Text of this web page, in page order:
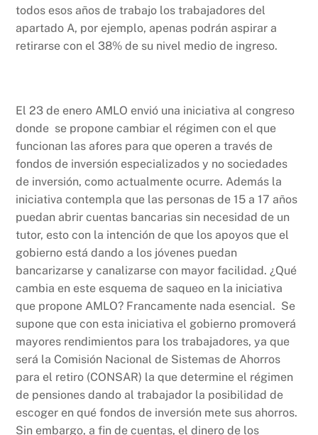
todos esos años de trabajo los trabajadores del
apartado A, por ejemplo, apenas podrán aspirar a
retirarse con el 38% de su nivel medio de ingreso.
El 23 de enero AMLO envió una iniciativa al congreso
donde se propone cambiar el régimen con el que
funcionan las afores para que operen a través de
fondos de inversión especializados y no sociedades
de inversión, como actualmente ocurre. Además la
iniciativa contempla que las personas de 15 a 17 años
puedan abrir cuentas bancarias sin necesidad de un
tutor, esto con la intención de que los apoyos que el
gobierno está dando a los jóvenes puedan
bancarizarse y canalizarse con mayor facilidad. ¿Qué
cambia en este esquema de saqueo en la iniciativa
que propone AMLO? Francamente nada esencial. Se
supone que con esta iniciativa el gobierno promoverá
mayores rendimientos para los trabajadores, ya que
será la Comisión Nacional de Sistemas de Ahorros
para el retiro (CONSAR) la que determine el régimen
de pensiones dando al trabajador la posibilidad de
escoger en qué fondos de inversión mete sus ahorros.
Sin embargo, a fin de cuentas, el dinero de los